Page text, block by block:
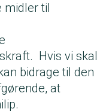
midler til
Hvis vi skal
bidrage til den
at